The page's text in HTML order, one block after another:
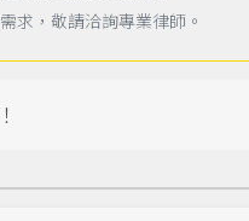
求，敬請洽詢專業律師。